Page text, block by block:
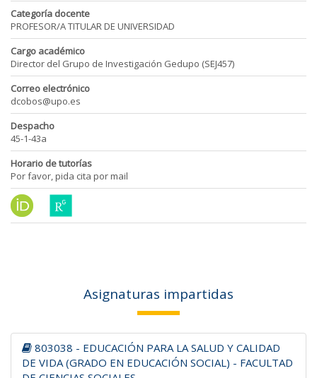
Categoría docente
PROFESOR/A TITULAR DE UNIVERSIDAD
Cargo académico
Director del Grupo de Investigación Gedupo (SEJ457)
Correo electrónico
dcobos@upo.es
Despacho
45-1-43a
Horario de tutorías
Por favor, pida cita por mail
Asignaturas impartidas
803038 - EDUCACIÓN PARA LA SALUD Y CALIDAD
DE VIDA (GRADO EN EDUCACIÓN SOCIAL) - FACULTAD